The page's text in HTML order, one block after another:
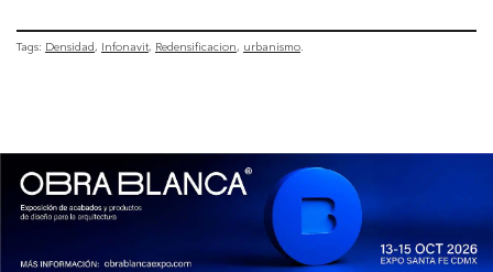
Tags: Densidad Infonavit Redensificacion urbanismo